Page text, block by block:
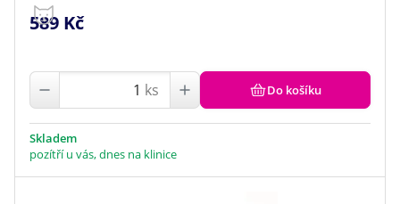
589 Kč
ks Do košíku
Skladem
pozítří u vás, dnes na klinice